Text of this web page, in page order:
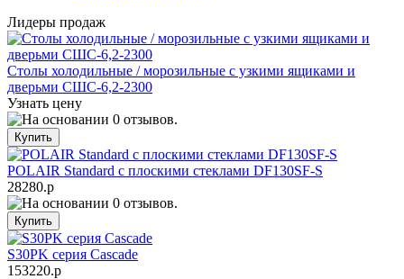
Лидеры продаж
Столы холодильные / морозильные с узкими ящиками и
дверьми СШС-6,2-2300
Узнать цену
POLAIR Standard с плоскими стеклами DF130SF-S
28280.р
S30PK серия Cascade
153220.р